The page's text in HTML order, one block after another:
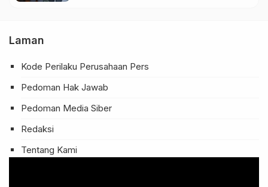
Laman
Kode Perilaku Perusahaan Pers
Pedoman Hak Jawab
Pedoman Media Siber
Redaksi
Tentang Kami